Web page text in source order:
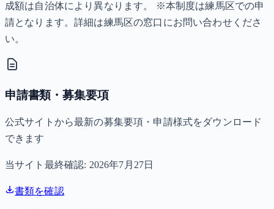
成額は自治体により異なります。 ※本制度は練馬区での申
請となります。詳細は練馬区の窓口にお問い合わせくださ
い。
申請書類・募集要項
公式サイトから最新の募集要項・申請様式をダウンロード
できます
当サイト最終確認: 2026年7月27日
書類を確認